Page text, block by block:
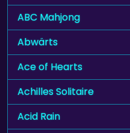
ABC Mahjong
Abwärts
Ace of Hearts
Achilles Solitaire
Acid Rain